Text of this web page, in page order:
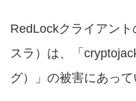
RedLockクライアン
スラ）は、「
グ）」の被害にあって